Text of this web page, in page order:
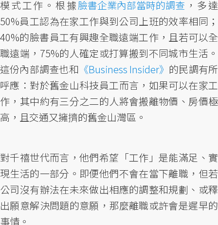
模式工作。根據臉書企業內部當時的調查 ，多達
50%員工認為在家工作與到公司上班的效率相同；
40%的臉書員工有興趣全職遠端工作，且若可以全
職遠端，75%的人確定或打算搬到不同城市生活。
這份內部調查也和 《Business Insider》 的民調有所
呼應：對於舊金山科技員工而言，如果可以在家工
作，其中約有三分之二的人將會搬離物價、房價極
高，且交通又擁擠的舊金山灣區。
對千禧世代而言，他們希望「工作」是能滿足、實
現生活的一部分。即便他們不會在當下離職，但若
公司沒有辦法在未來做出相應的調整和規劃、或釋
出願意解決問題的意願，那麼離職或許會是遲早的
事情。